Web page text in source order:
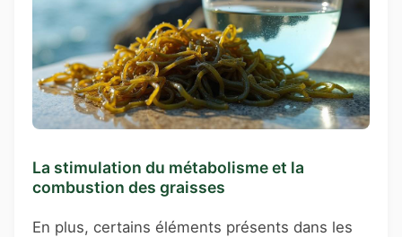
La stimulation du métabolisme et la
combustion des graisses
En plus, certains éléments présents dans les